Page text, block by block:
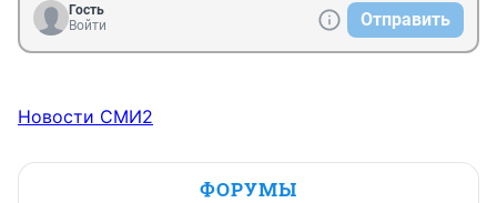
Гость
Войти
Отправить
Новости СМИ2
ФОРУМЫ